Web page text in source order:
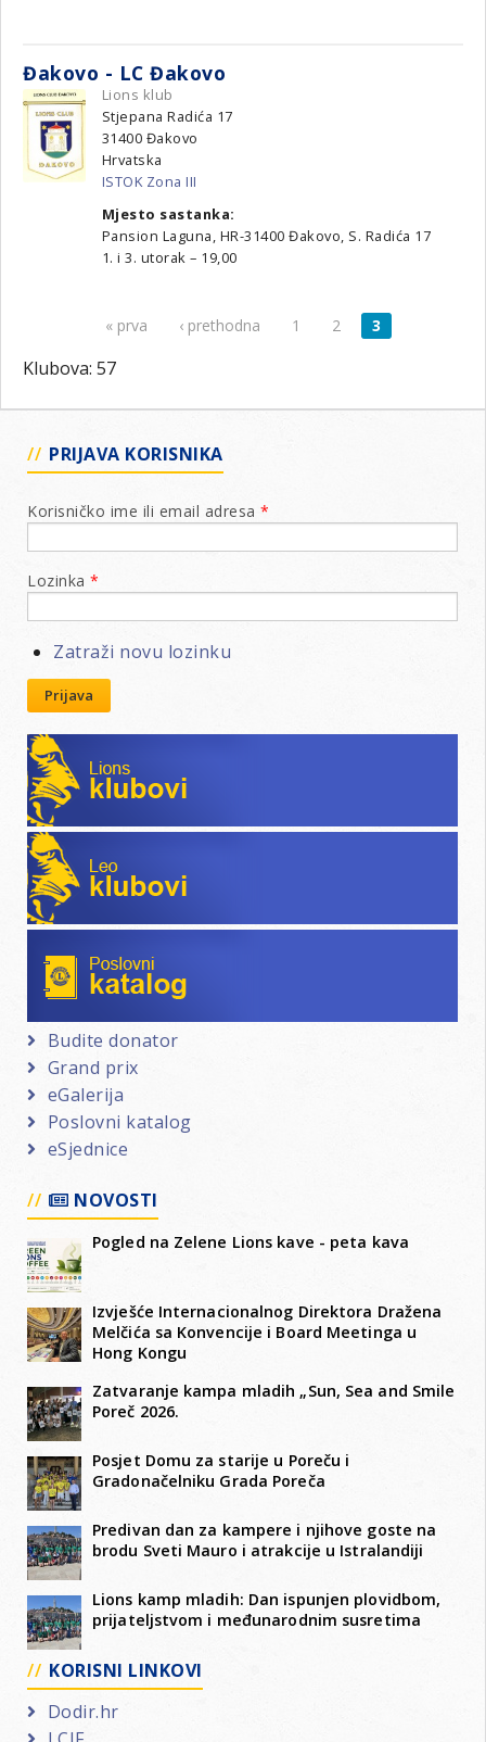
Đakovo - LC Đakovo
Lions klub
Stjepana Radića 17
31400 Đakovo
Hrvatska
ISTOK Zona III
Mjesto sastanka:
Pansion Laguna, HR-31400 Đakovo, S. Radića 17
1. i 3. utorak – 19,00
« prva ‹ prethodna 1 2 3
Klubova: 57
PRIJAVA KORISNIKA
Korisničko ime ili email adresa *
Lozinka *
Zatraži novu lozinku
Prijava
Lions klubovi
Leo klubovi
Budite donator
Grand prix
eGalerija
Poslovni katalog
eSjednice
NOVOSTI
Pogled na Zelene Lions kave - peta kava
Izvješće Internacionalnog Direktora Dražena
Melčića sa Konvencije i Board Meetinga u
Hong Kongu
Zatvaranje kampa mladih „Sun, Sea and Smile
Poreč 2026.
Posjet Domu za starije u Poreču i
Gradonačelniku Grada Poreča
Predivan dan za kampere i njihove goste na
brodu Sveti Mauro i atrakcije u Istralandiji
Lions kamp mladih: Dan ispunjen plovidbom,
prijateljstvom i međunarodnim susretima
KORISNI LINKOVI
Dodir.hr